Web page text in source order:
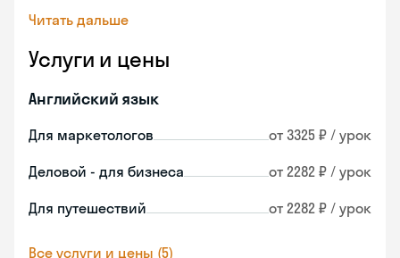
Читать дальше
Услуги и цены
Английский язык
Для маркетологов от 3325 ₽ / урок
Деловой - для бизнеса от 2282 ₽ / урок
Для путешествий от 2282 ₽ / урок
Все услуги и цены (5)